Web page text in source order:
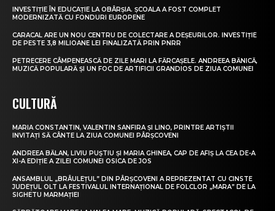
INVESTIȚIE ÎN EDUCAȚIE LA OBÂRȘIA. ȘCOALA A FOST COMPLET
MODERNIZATĂ CU FONDURI EUROPENE
CARACAL ARE UN NOU CENTRU DE COLECTARE A DEȘEURILOR. INVESTIȚIE
DE PESTE 3,8 MILIOANE LEI FINALIZATĂ PRIN PNRR
PETRECERE CÂMPENEASCĂ DE ZILE MARI LA FĂRCAȘELE. ANDREEA BĂNICĂ,
MUZICĂ POPULARĂ ȘI UN FOC DE ARTIFICII GRANDIOS DE ZIUA COMUNEI
CULTURĂ
MARIA CONSTANTIN, VALENTIN SANFIRA ȘI LINO, PRINTRE ARTIȘTII
INVITAȚI SĂ CÂNTE LA ZIUA COMUNEI PÂRȘCOVENI
ANDREEA BĂLAN, LIVIU PUȘTIU ȘI MARIA GHINEA, CAP DE AFIȘ LA CEA DE-A
XI-A EDIȚIE A ZILEI COMUNEI OSICA DE JOS
ANSAMBLUL „BRÂULEȚUL” DIN PÂRȘCOVENI A REPREZENTAT CU CINSTE
JUDEȚUL OLT LA FESTIVALUL INTERNAȚIONAL DE FOLCLOR „MARA” DE LA
SIGHETU MARMAȚIEI